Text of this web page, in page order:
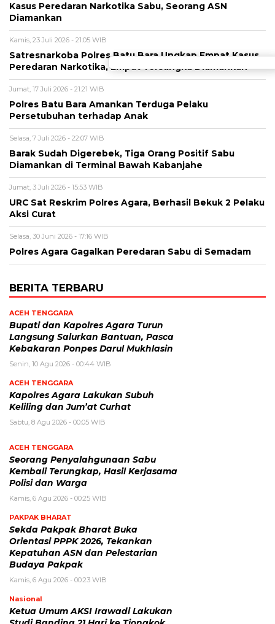
Kasus Peredaran Narkotika Sabu, Seorang ASN
Diamankan
Kamis, 23 Juli 2026 - 21:05 WIB
Satresnarkoba Polres Batu Bara Ungkap Empat Kasus
Peredaran Narkotika, Empat Tersangka Diamankan
Jumat, 17 Juli 2026 - 21:21 WIB
Polres Batu Bara Amankan Terduga Pelaku
Persetubuhan terhadap Anak
Selasa, 7 Juli 2026 - 22:07 WIB
Barak Sudah Digerebek, Tiga Orang Positif Sabu
Diamankan di Terminal Bawah Kabanjahe
Jumat, 3 Juli 2026 - 15:53 WIB
URC Sat Reskrim Polres Agara, Berhasil Bekuk 2 Pelaku
Aksi Curat
Selasa, 30 Juni 2026 - 17:16 WIB
Polres Agara Gagalkan Peredaran Sabu di Semadam
BERITA TERBARU
ACEH TENGGARA
Bupati dan Kapolres Agara Turun
Langsung Salurkan Bantuan, Pasca
Kebakaran Ponpes Darul Mukhlasin
Senin, 10 Agu 2026 - 00:44 WIB
ACEH TENGGARA
Kapolres Agara Lakukan Subuh
Keliling dan Jum’at Curhat
Sabtu, 8 Agu 2026 - 00:05 WIB
ACEH TENGGARA
Seorang Penyalahgunaan Sabu
Kembali Terungkap, Hasil Kerjasama
Polisi dan Warga
Kamis, 6 Agu 2026 - 00:25 WIB
PAKPAK BHARAT
Sekda Pakpak Bharat Buka
Orientasi PPPK 2026, Tekankan
Kepatuhan ASN dan Pelestarian
Budaya Pakpak
Kamis, 6 Agu 2026 - 00:23 WIB
Nasional
Ketua Umum AKSI Irawadi Lakukan